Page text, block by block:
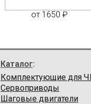
от 1650 ₽
Каталог:
Комплектующие для
Сервоприводы
Шаговые двигатели